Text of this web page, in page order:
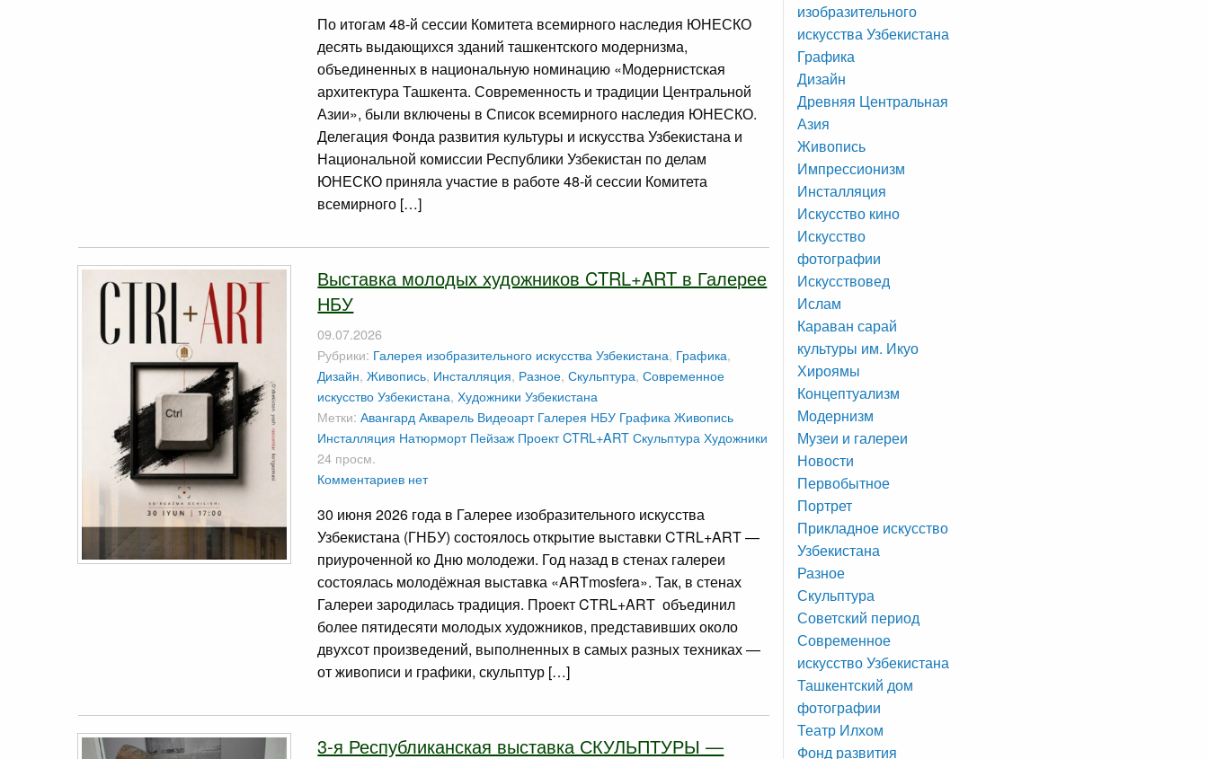
По итогам 48-й сессии Комитета всемирного наследия ЮНЕСКО
десять выдающихся зданий ташкентского модернизма,
объединенных в национальную номинацию «Модернистская
архитектура Ташкента. Современность и традиции Центральной
Азии», были включены в Список всемирного наследия ЮНЕСКО.
Делегация Фонда развития культуры и искусства Узбекистана и
Национальной комиссии Республики Узбекистан по делам
ЮНЕСКО приняла участие в работе 48-й сессии Комитета
всемирного […]
Выставка молодых художников CTRL+ART в Галерее
НБУ
09.07.2026
Рубрики: Галерея изобразительного искусства Узбекистана, Графика,
Дизайн,Живопись, Инсталляция, Разное,Скульптура,Современное
искусство Узбекистана,Художники Узбекистана
Метки:Авангард Акварель Видеоарт Галерея НБУ Графика Живопись
Инсталляция Натюрморт Пейзаж Проект CTRL+ART Скульптура Художники
24 просм.
Комментариев нет
30 июня 2026 года в Галерее изобразительного искусства
Узбекистана (ГНБУ) состоялось открытие выставки CTRL+ART —
приуроченной ко Дню молодежи. Год назад в стенах галереи
состоялась молодёжная выставка «ARTmosfera». Так, в стенах
Галереи зародилась традиция. Проект CTRL+ART объединил
более пятидесяти молодых художников, представивших около
двухсот произведений, выполненных в самых разных техниках —
от живописи и графики, скульптур […]
3-я Республиканская выставка СКУЛЬПТУРЫ —
изобразительного
искусства Узбекистана
Графика
Дизайн
Древняя Центральная
Азия
Живопись
Импрессионизм
Инсталляция
Искусство кино
Искусство
фотографии
Искусствовед
Ислам
Караван сарай
культуры им. Икуо
Хироямы
Концептуализм
Модернизм
Музеи и галереи
Новости
Первобытное
Портрет
Прикладное искусство
Узбекистана
Разное
Скульптура
Советский период
Современное
искусство Узбекистана
Ташкентский дом
фотографии
Театр Илхом
Фонд развития